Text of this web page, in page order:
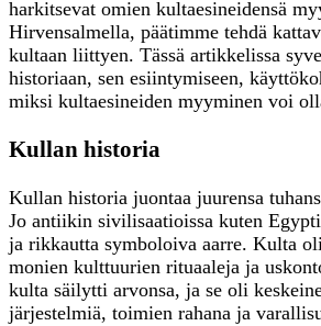
harkitsevat omien kultaesineidensä
Hirvensalmella, päätimme tehdä
kultaan liittyen. Tässä artikkelissa
historiaan, sen esiintymiseen,
miksi kultaesineiden myyminen voi
Kullan historia
Kullan historia juontaa juurensa
Jo antiikin sivilisaatioissa kuten
ja rikkautta symboloiva aarre. Kulta
monien kulttuurien rituaaleja ja
kulta säilytti arvonsa, ja se oli
järjestelmiä, toimien rahana ja